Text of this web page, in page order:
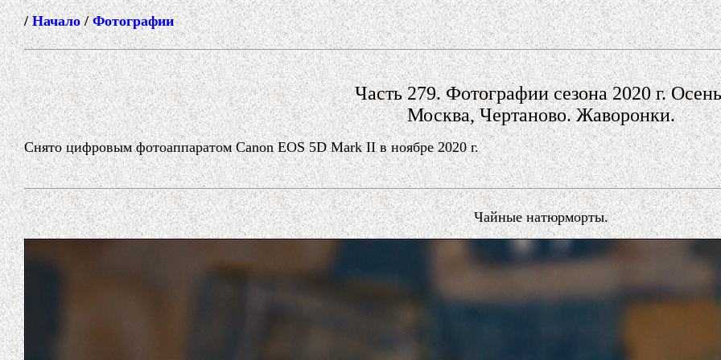
/Начало/Фотографии
Часть 279. Фотографии сезона 2020 г.
Москва, Чертаново. Жаворонки.
Снято цифровым фотоаппаратом Canon EOS 5D Mark II в ноябре 2020 г.
Чайные натюрморты.